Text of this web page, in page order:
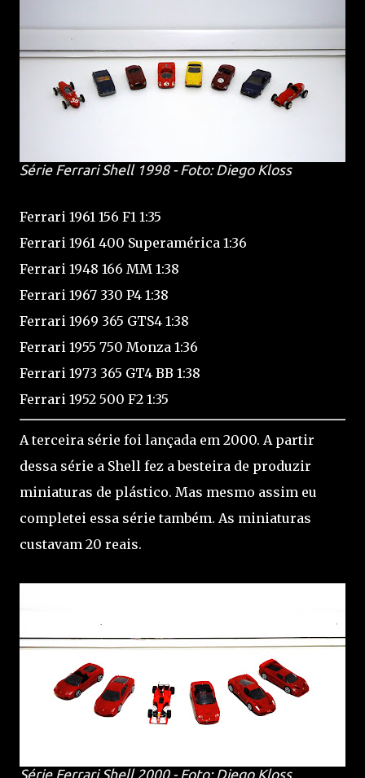
Série Ferrari Shell 1998 - Foto: Diego Kloss
Ferrari 1961 156 F1 1:35
Ferrari 1961 400 Superamérica 1:36
Ferrari 1948 166 MM 1:38
Ferrari 1967 330 P4 1:38
Ferrari 1969 365 GTS4 1:38
Ferrari 1955 750 Monza 1:36
Ferrari 1973 365 GT4 BB 1:38
Ferrari 1952 500 F2 1:35
A terceira série foi lançada em 2000. A partir
dessa série a Shell fez a besteira de produzir
miniaturas de plástico. Mas mesmo assim eu
completei essa série também. As miniaturas
custavam 20 reais.
Série Ferrari Shell 2000 - Foto: Diego Kloss